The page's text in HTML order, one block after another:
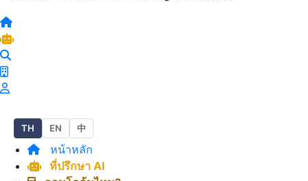
TH EN 中
หน้าหลัก
ที่ปรึกษา AI